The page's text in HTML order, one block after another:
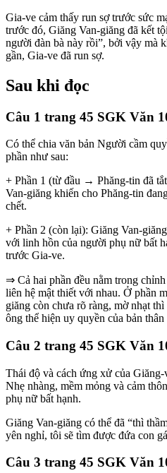
Gia-ve cảm thấy run sợ trước sức
trước đó, Giăng Van-giăng đã kết
người đàn bà này rồi”, bởi vậy mà
gần, Gia-ve đã run sợ.
Sau khi đọc
Câu 1 trang 45 SGK Văn
Có thể chia văn bản Người cầm
phần như sau:
+ Phần 1 (từ đầu → Phăng-tin đã
Van-giăng khiến cho Phăng-tin
chết.
+ Phần 2 (còn lại): Giăng Van-
với linh hồn của người phụ nữ bất
trước Gia-ve.
⇒ Cả hai phần đều nằm trong
liên hệ mật thiết với nhau. Ở phần
giăng còn chưa rõ ràng, mờ nhạt
ông thể hiện uy quyền của bản
Câu 2 trang 45 SGK Văn
Thái độ và cách ứng xử của
Nhẹ nhàng, mềm mỏng và cảm
phụ nữ bất hạnh.
Giăng Van-giăng có thể đã “thì
yên nghỉ, tôi sẽ tìm được đứa con
Câu 3 trang 45 SGK Văn